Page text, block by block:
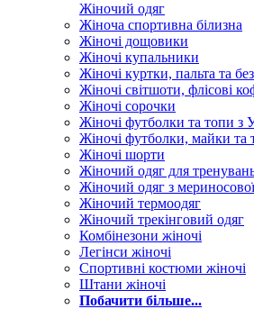
Жіночий одяг
Жіноча спортивна білизна
Жіночі дощовики
Жіночі купальники
Жіночі куртки, пальта та
Жіночі світшоти, флісові
Жіночі сорочки
Жіночі футболки та топи з
Жіночі футболки, майки та
Жіночі шорти
Жіночий одяг для
Жіночий одяг з
Жіночий термоодяг
Жіночий трекінговий одяг
Комбінезони жіночі
Легінси жіночі
Спортивні костюми жіночі
Штани жіночі
Побачити більше...